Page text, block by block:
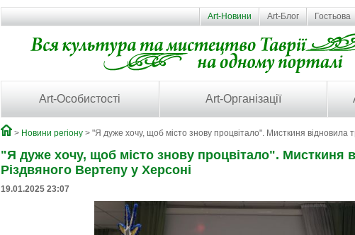
Art-Новини Art-Блог Гостьова
Art-Особистості Art-Організації
> Новини регіону > "Я дуже хочу, щоб місто знову процвітало". Мисткиня відновила
"Я дуже хочу, щоб місто знову процвітало". Мисткиня
Різдвяного Вертепу у Херсоні
19.01.2025 23:07